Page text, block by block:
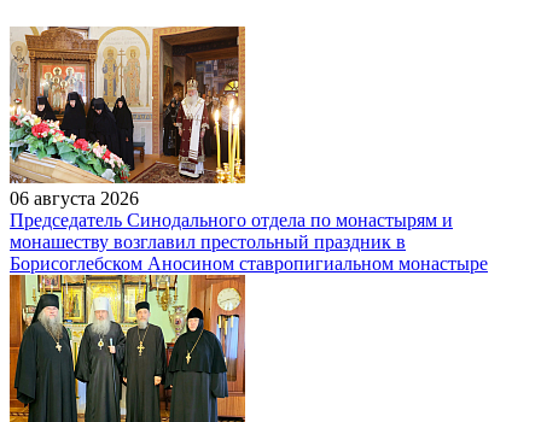
06 августа 2026
Председатель Синодального отдела по монастырям и
монашеству возглавил престольный праздник в
Борисоглебском Аносином ставропигиальном монастыре